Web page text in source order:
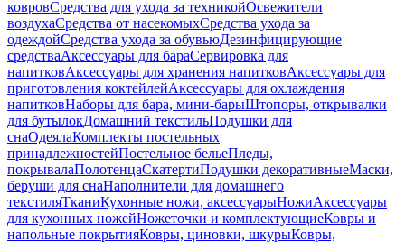
ковровСредства для ухода за техникойОсвежители
воздухаСредства от насекомыхСредства ухода за
одеждойСредства ухода за обувьюДезинфицирующие
средстваАксессуары для бараСервировка для
напитковАксессуары для хранения напитковАксессуары для
приготовления коктейлейАксессуары для охлаждения
напитковНаборы для бара, мини-барыШтопоры, открывалки
для бутылокДомашний текстильПодушки для
снаОдеялаКомплекты постельных
принадлежностейПостельное бельеПледы,
покрывалаПолотенцаСкатертиПодушки декоративныеМаски,
беруши для снаНаполнители для домашнего
текстиляТканиКухонные ножи, аксессуарыНожиАксессуары
для кухонных ножейНожеточки и комплектующиеКовры и
напольные покрытияКовры, циновки, шкурыКовры,